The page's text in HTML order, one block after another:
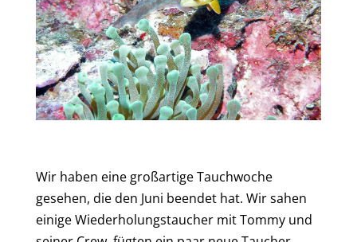
Wir haben eine großartige Tauchwoche
gesehen, die den Juni beendet hat. Wir sahen
einige Wiederholungstaucher mit Tommy und